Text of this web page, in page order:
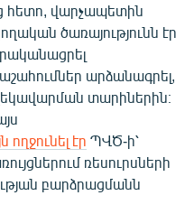
հետո, վարչապետին
ծառայությունն էր
արձանագրել,
տարիներին։
ողջունել էր ՊՎԾ-ի՝
ռեսուրսների
բարձրացմանն